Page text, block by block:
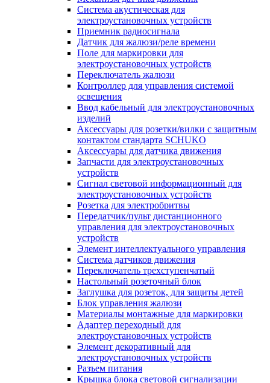
Система акустическая для
электроустановочных устройств
Приемник радиосигнала
Датчик для жалюзи/реле времени
Поле для маркировки для
электроустановочных устройств
Переключатель жалюзи
Контроллер для управления системой
освещения
Ввод кабельный для электроустановочных
изделий
Аксессуары для розетки/вилки с защитным
контактом стандарта SCHUKO
Аксессуары для датчика движения
Запчасти для электроустановочных
устройств
Сигнал световой информационный для
электроустановочных устройств
Розетка для электробритвы
Передатчик/пульт дистанционного
управления для электроустановочных
устройств
Элемент интеллектуального управления
Система датчиков движения
Переключатель трехступенчатый
Настольный розеточный блок
Заглушка для розеток, для защиты детей
Блок управления жалюзи
Материалы монтажные для маркировки
Адаптер переходный для
электроустановочных устройств
Элемент декоративный для
электроустановочных устройств
Разъем питания
Крышка блока световой сигнализации